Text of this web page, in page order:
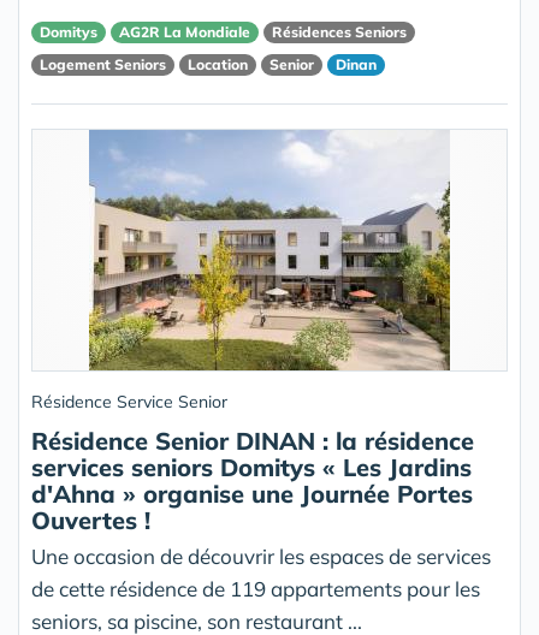
Domitys AG2R La Mondiale
Résidences Seniors
Logement Seniors
Location Senior Dinan
Résidence Service Senior
Résidence Senior DINAN : la résidence
services seniors Domitys « Les Jardins
d'Ahna » organise une Journée Portes
Ouvertes !
Une occasion de découvrir les espaces de services
de cette résidence de 119 appartements pour les
seniors, sa piscine, son restaurant ...